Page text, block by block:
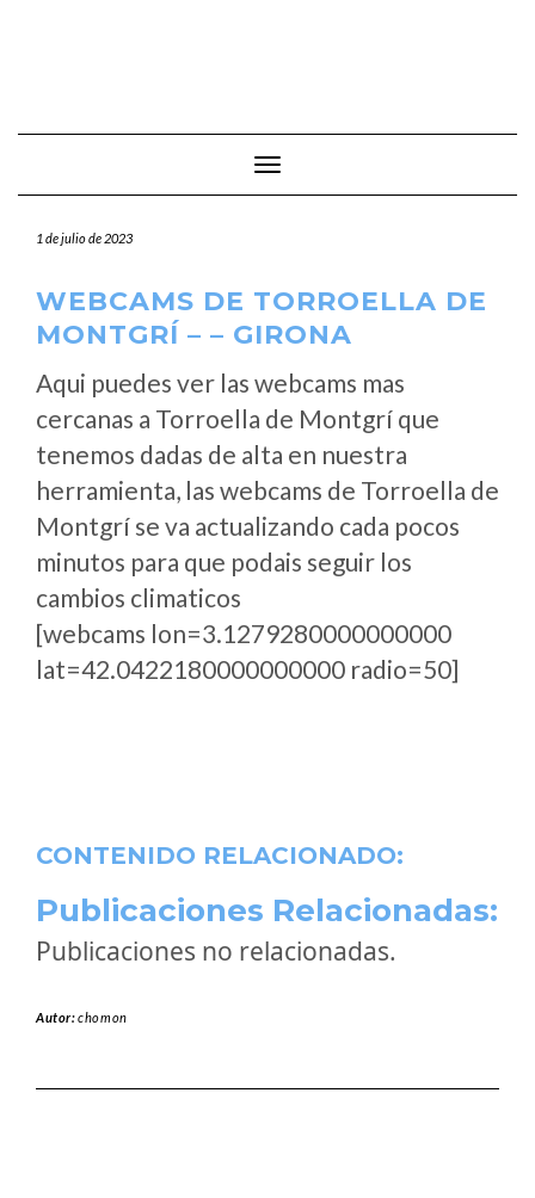
Cambiar modo de navegación
1 de julio de 2023
WEBCAMS DE TORROELLA DE
MONTGRÍ – – GIRONA
Aqui puedes ver las webcams mas
cercanas a Torroella de Montgrí que
tenemos dadas de alta en nuestra
herramienta, las webcams de Torroella de
Montgrí se va actualizando cada pocos
minutos para que podais seguir los
cambios climaticos
[webcams lon=3.1279280000000000
lat=42.0422180000000000 radio=50]
CONTENIDO RELACIONADO:
Publicaciones Relacionadas:
Publicaciones no relacionadas.
Autor:chomon